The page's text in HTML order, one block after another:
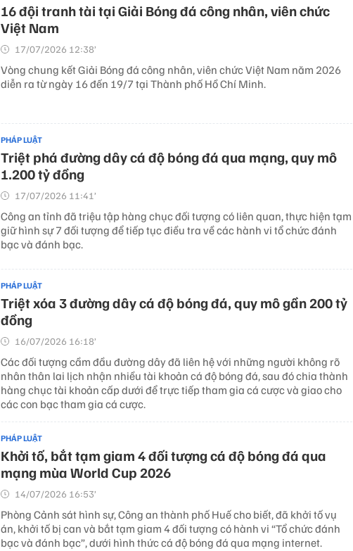
16 đội tranh tài tại Giải Bóng đá công nhân, viên chức
Việt Nam
17/07/2026 12:38’
Vòng chung kết Giải Bóng đá công nhân, viên chức Việt Nam năm 2026
diễn ra từ ngày 16 đến 19/7 tại Thành phố Hồ Chí Minh.
PHÁP LUẬT
Triệt phá đường dây cá độ bóng đá qua mạng, quy mô
1.200 tỷ đồng
17/07/2026 11:41’
Công an tỉnh đã triệu tập hàng chục đối tượng có liên quan, thực hiện tạm
giữ hình sự 7 đối tượng để tiếp tục điều tra về các hành vi tổ chức đánh
bạc và đánh bạc.
PHÁP LUẬT
Triệt xóa 3 đường dây cá độ bóng đá, quy mô gần 200 tỷ
đồng
16/07/2026 16:18’
Các đối tượng cầm đầu đường dây đã liên hệ với những người không rõ
nhân thân lai lịch nhận nhiều tài khoản cá độ bóng đá, sau đó chia thành
hàng chục tài khoản cấp dưới để trực tiếp tham gia cá cược và giao cho
các con bạc tham gia cá cược.
PHÁP LUẬT
Khởi tố, bắt tạm giam 4 đối tượng cá độ bóng đá qua
mạng mùa World Cup 2026
14/07/2026 16:53’
Phòng Cảnh sát hình sự, Công an thành phố Huế cho biết, đã khởi tố vụ
án, khởi tố bị can và bắt tạm giam 4 đối tượng có hành vi “Tổ chức đánh
bạc và đánh bạc”, dưới hình thức cá độ bóng đá qua mạng internet.